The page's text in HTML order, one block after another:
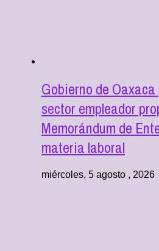
Gobierno de
sector empleador
Memorándum de
materia laboral
miércoles, 5 agosto , 2026